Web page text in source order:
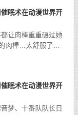
眠术在动漫世界开
让肉棒重重碾过她
肉棒…太舒服了…
眠术在动漫世界开
梦、十番队队长日